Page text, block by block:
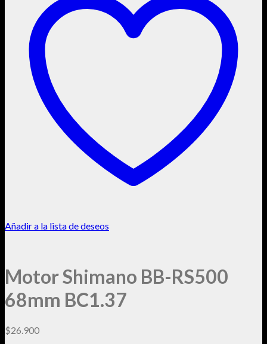
Añadir a la lista de deseos
Motor Shimano BB-RS500
68mm BC1.37
$26.900